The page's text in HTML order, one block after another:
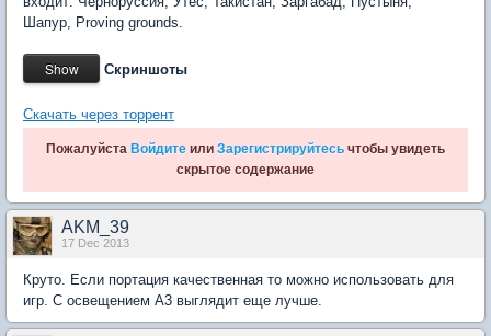
Шапур, Proving grounds.
Скриншоты
Скачать через торрент
Пожалуйста Войдите или Зарегистрируйтесь чтобы увидеть
скрытое содержание
AKM_39
17 Dec 2013
Круто. Если портация качественная то можно использовать для
игр. С освещением А3 выглядит еще лучше.